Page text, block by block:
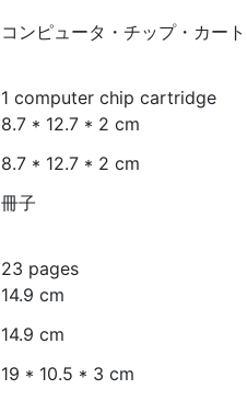
コンピュータ・チップ・カー
1 computer chip cartridge
8.7 * 12.7 * 2 cm
8.7 * 12.7 * 2 cm
冊子
23 pages
14.9 cm
14.9 cm
19 * 10.5 * 3 cm